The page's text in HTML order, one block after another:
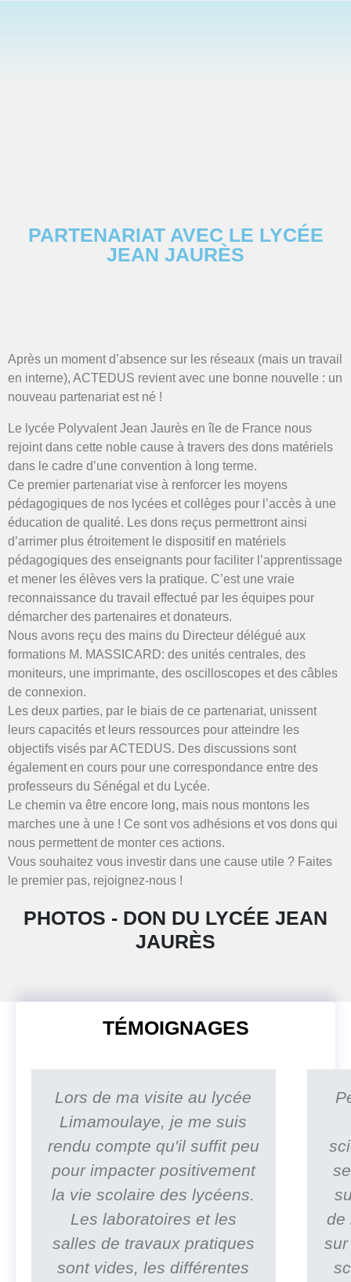
PARTENARIAT AVEC LE LYCÉE
JEAN JAURÈS
Après un moment d’absence sur les réseaux (mais un travail
en interne), ACTEDUS revient avec une bonne nouvelle : un
nouveau partenariat est né !
Le lycée Polyvalent Jean Jaurès en île de France nous
rejoint dans cette noble cause à travers des dons matériels
dans le cadre d’une convention à long terme.
Ce premier partenariat vise à renforcer les moyens
pédagogiques de nos lycées et collèges pour l’accès à une
éducation de qualité. Les dons reçus permettront ainsi
d’arrimer plus étroitement le dispositif en matériels
pédagogiques des enseignants pour faciliter l’apprentissage
et mener les élèves vers la pratique. C’est une vraie
reconnaissance du travail effectué par les équipes pour
démarcher des partenaires et donateurs.
Nous avons reçu des mains du Directeur délégué aux
formations M. MASSICARD: des unités centrales, des
moniteurs, une imprimante, des oscilloscopes et des câbles
de connexion.
Les deux parties, par le biais de ce partenariat, unissent
leurs capacités et leurs ressources pour atteindre les
objectifs visés par ACTEDUS. Des discussions sont
également en cours pour une correspondance entre des
professeurs du Sénégal et du Lycée.
Le chemin va être encore long, mais nous montons les
marches une à une ! Ce sont vos adhésions et vos dons qui
nous permettent de monter ces actions.
Vous souhaitez vous investir dans une cause utile ? Faites
le premier pas, rejoignez-nous !
PHOTOS - DON DU LYCÉE JEAN
JAURÈS
TÉMOIGNAGES
Lors de ma visite au lycée
Limamoulaye, je me suis
rendu compte qu'il suffit peu
pour impacter positivement
la vie scolaire des lycéens.
Les laboratoires et les
salles de travaux pratiques
sont vides, les différentes
de